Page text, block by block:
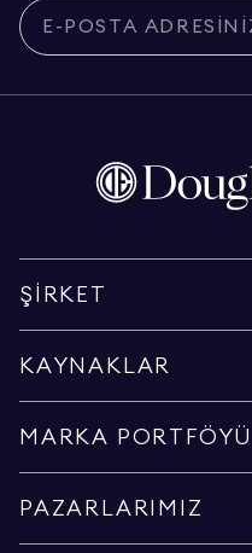
ŞIRKET
KAYNAKLAR
MARKA PORTFÖYÜ
PAZARLARIMIZ